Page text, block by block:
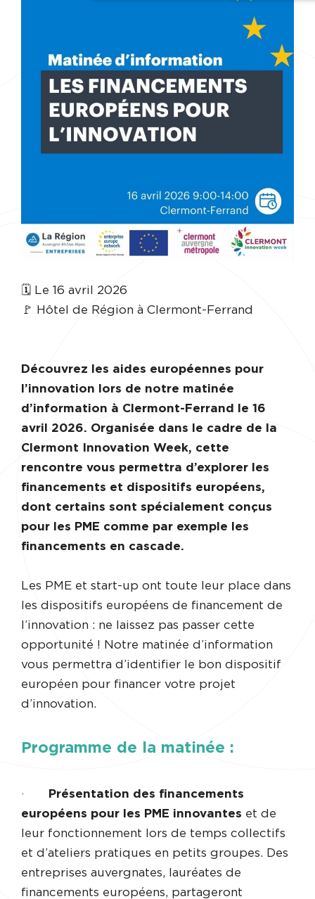
🗓️ Le 16 avril 2026
🚩 Hôtel de Région à Clermont-Ferrand
Découvrez les aides européennes pour
l’innovation lors de notre matinée
d’information à Clermont-Ferrand le 16
avril 2026. Organisée dans le cadre de la
Clermont Innovation Week, cette
rencontre vous permettra d’explorer les
financements et dispositifs européens,
dont certains sont spécialement conçus
pour les PME comme par exemple les
financements en cascade.
Les PME et start-up ont toute leur place dans
les dispositifs européens de financement de
l’innovation : ne laissez pas passer cette
opportunité ! Notre matinée d’information
vous permettra d’identifier le bon dispositif
européen pour financer votre projet
d’innovation.
Programme de la matinée :
·
Présentation des financements
européens pour les PME innovantes et de
leur fonctionnement lors de temps collectifs
et d’ateliers pratiques en petits groupes. Des
entreprises auvergnates, lauréates de
financements européens, partageront